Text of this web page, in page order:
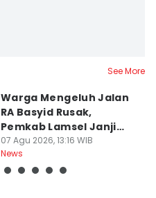
See More
Warga Mengeluh Jalan
RA Basyid Rusak,
Pemkab Lamsel Janji
Segera Perbaiki
07 Agu 2026, 13:16 WIB
News